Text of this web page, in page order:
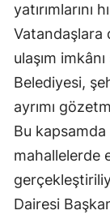
yatırımlarını
Vatandaşlara
ulaşım
Belediyesi,
ayrımı
Bu kapsamda
mahallelerde
Dairesi